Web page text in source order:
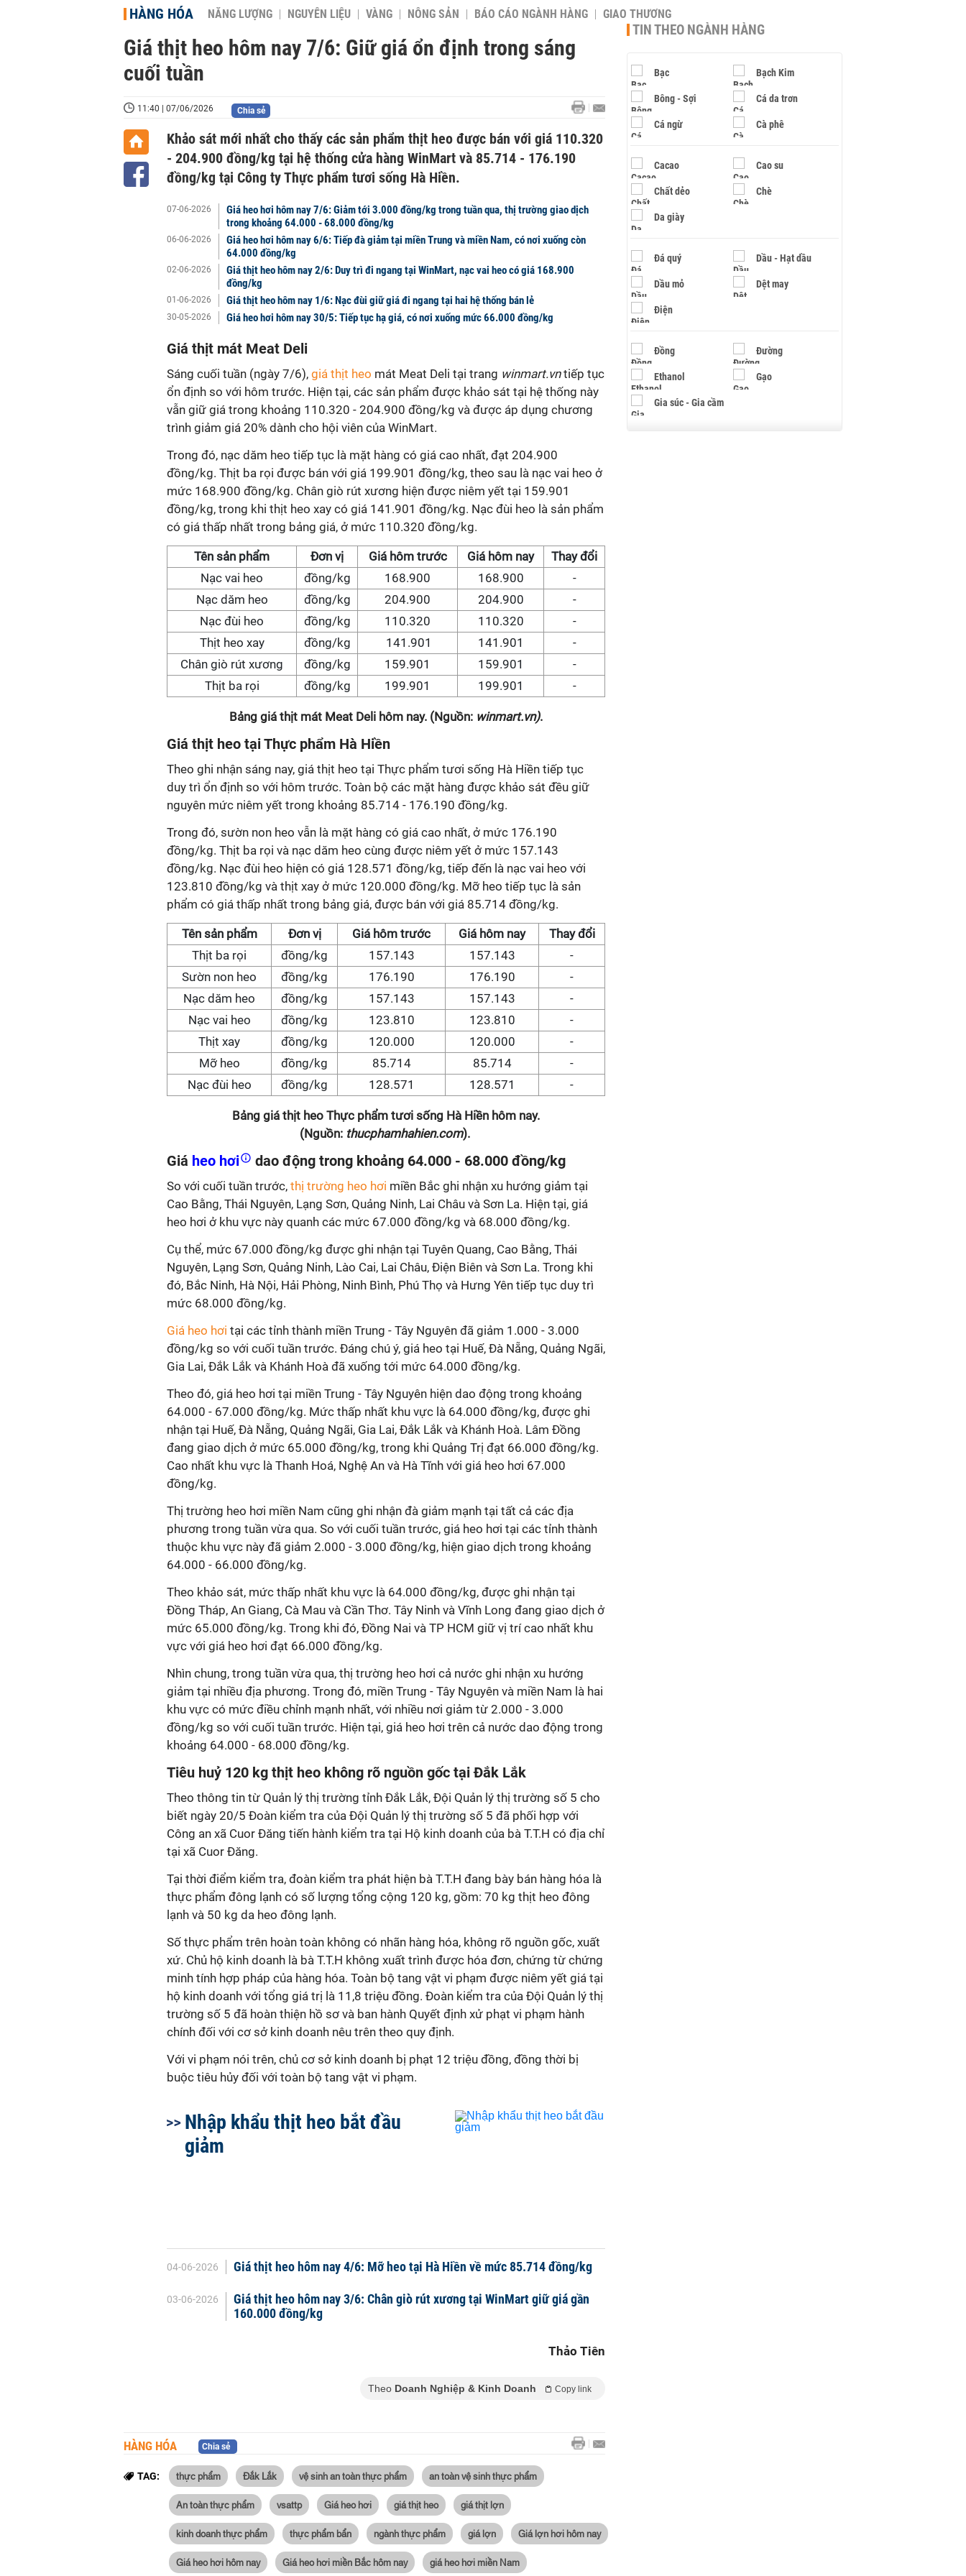
HÀNG HÓA NĂNG LƯỢNG NGUYÊN LIỆU VÀNG NÔNG SẢN BÁO CÁO NGÀNH HÀNG GIAO THƯƠNG
Giá thịt heo hôm nay 7/6: Giữ giá ổn định trong sáng
cuối tuần
11:40 | 07/06/2026 Chia sẻ
Khảo sát mới nhất cho thấy các sản phẩm thịt heo được bán với giá 110.320
- 204.900 đồng/kg tại hệ thống cửa hàng WinMart và 85.714 - 176.190
đồng/kg tại Công ty Thực phẩm tươi sống Hà Hiền.
07-06-2026
Giá heo hơi hôm nay 7/6: Giảm tới 3.000 đồng/kg trong tuần qua, thị trường giao dịch
trong khoảng 64.000 - 68.000 đồng/kg
06-06-2026
Giá heo hơi hôm nay 6/6: Tiếp đà giảm tại miền Trung và miền Nam, có nơi xuống còn
64.000 đồng/kg
02-06-2026
Giá thịt heo hôm nay 2/6: Duy trì đi ngang tại WinMart, nạc vai heo có giá 168.900
đồng/kg
01-06-2026 Giá thịt heo hôm nay 1/6: Nạc đùi giữ giá đi ngang tại hai hệ thống bán lẻ
30-05-2026 Giá heo hơi hôm nay 30/5: Tiếp tục hạ giá, có nơi xuống mức 66.000 đồng/kg
Giá thịt mát Meat Deli
Sáng cuối tuần (ngày 7/6), giá thịt heo mát Meat Deli tại trang winmart.vntiếp tục
ổn định so với hôm trước. Hiện tại, các sản phẩm được khảo sát tại hệ thống này
vẫn giữ giá trong khoảng 110.320 - 204.900 đồng/kg và được áp dụng chương
trình giảm giá 20% dành cho hội viên của WinMart.
Trong đó, nạc dăm heo tiếp tục là mặt hàng có giá cao nhất, đạt 204.900
đồng/kg. Thịt ba rọi được bán với giá 199.901 đồng/kg, theo sau là nạc vai heo ở
mức 168.900 đồng/kg. Chân giò rút xương hiện được niêm yết tại 159.901
đồng/kg, trong khi thịt heo xay có giá 141.901 đồng/kg. Nạc đùi heo là sản phẩm
có giá thấp nhất trong bảng giá, ở mức 110.320 đồng/kg.
Tên sản phẩm Đơn vị Giá hôm trước Giá hôm nay
Thay đổi
Nạc vai heo
đồng/kg 168.900 168.900
-
Nạc dăm heo
đồng/kg 204.900 204.900
-
Nạc đùi heo
đồng/kg 110.320 110.320
-
Thịt heo xay
đồng/kg 141.901 141.901
-
Chân giò rút xương
đồng/kg 159.901 159.901
-
Thịt ba rọi
đồng/kg 199.901 199.901 -
Bảng giá thịt mát Meat Deli hôm nay. (Nguồn: winmart.vn).
Giá thịt heo tại Thực phẩm Hà Hiền
Theo ghi nhận sáng nay, giá thịt heo tại Thực phẩm tươi sống Hà Hiền tiếp tục
duy trì ổn định so với hôm trước. Toàn bộ các mặt hàng được khảo sát đều giữ
nguyên mức niêm yết trong khoảng 85.714 - 176.190 đồng/kg.
Trong đó, sườn non heo vẫn là mặt hàng có giá cao nhất, ở mức 176.190
đồng/kg. Thịt ba rọi và nạc dăm heo cùng được niêm yết ở mức 157.143
đồng/kg. Nạc đùi heo hiện có giá 128.571 đồng/kg, tiếp đến là nạc vai heo với
123.810 đồng/kg và thịt xay ở mức 120.000 đồng/kg. Mỡ heo tiếp tục là sản
phẩm có giá thấp nhất trong bảng giá, được bán với giá 85.714 đồng/kg.
Tên sản phẩm Đơn vị Giá hôm trước Giá hôm nay
Thay đổi
Thịt ba rọi
đồng/kg 157.143 157.143
-
Sườn non heo
đồng/kg 176.190 176.190
-
Nạc dăm heo
đồng/kg 157.143 157.143
-
Nạc vai heo
đồng/kg 123.810 123.810
-
Thịt xay
đồng/kg 120.000 120.000
-
Mỡ heo
đồng/kg 85.714 85.714
-
Nạc đùi heo
đồng/kg 128.571 128.571 -
Bảng giá thịt heo Thực phẩm tươi sống Hà Hiền hôm nay.
(Nguồn:thucphamhahien.com).
Giá heo hơi dao động trong khoảng 64.000 - 68.000 đồng/kg
So với cuối tuần trước, thị trường heo hơi miền Bắc ghi nhận xu hướng giảm tại
Cao Bằng, Thái Nguyên, Lạng Sơn, Quảng Ninh, Lai Châu và Sơn La. Hiện tại, giá
heo hơi ở khu vực này quanh các mức 67.000 đồng/kg và 68.000 đồng/kg.
Cụ thể, mức 67.000 đồng/kg được ghi nhận tại Tuyên Quang, Cao Bằng, Thái
Nguyên, Lạng Sơn, Quảng Ninh, Lào Cai, Lai Châu, Điện Biên và Sơn La. Trong khi
đó, Bắc Ninh, Hà Nội, Hải Phòng, Ninh Bình, Phú Thọ và Hưng Yên tiếp tục duy trì
mức 68.000 đồng/kg.
Giá heo hơi tại các tỉnh thành miền Trung - Tây Nguyên đã giảm 1.000 - 3.000
đồng/kg so với cuối tuần trước. Đáng chú ý, giá heo tại Huế, Đà Nẵng, Quảng Ngãi,
Gia Lai, Đắk Lắk và Khánh Hoà đã xuống tới mức 64.000 đồng/kg.
Theo đó, giá heo hơi tại miền Trung - Tây Nguyên hiện dao động trong khoảng
64.000 - 67.000 đồng/kg. Mức thấp nhất khu vực là 64.000 đồng/kg, được ghi
nhận tại Huế, Đà Nẵng, Quảng Ngãi, Gia Lai, Đắk Lắk và Khánh Hoà. Lâm Đồng
đang giao dịch ở mức 65.000 đồng/kg, trong khi Quảng Trị đạt 66.000 đồng/kg.
Cao nhất khu vực là Thanh Hoá, Nghệ An và Hà Tĩnh với giá heo hơi 67.000
đồng/kg.
Thị trường heo hơi miền Nam cũng ghi nhận đà giảm mạnh tại tất cả các địa
phương trong tuần vừa qua. So với cuối tuần trước, giá heo hơi tại các tỉnh thành
thuộc khu vực này đã giảm 2.000 - 3.000 đồng/kg, hiện giao dịch trong khoảng
64.000 - 66.000 đồng/kg.
Theo khảo sát, mức thấp nhất khu vực là 64.000 đồng/kg, được ghi nhận tại
Đồng Tháp, An Giang, Cà Mau và Cần Thơ. Tây Ninh và Vĩnh Long đang giao dịch ở
mức 65.000 đồng/kg. Trong khi đó, Đồng Nai và TP HCM giữ vị trí cao nhất khu
vực với giá heo hơi đạt 66.000 đồng/kg.
Nhìn chung, trong tuần vừa qua, thị trường heo hơi cả nước ghi nhận xu hướng
giảm tại nhiều địa phương. Trong đó, miền Trung - Tây Nguyên và miền Nam là hai
khu vực có mức điều chỉnh mạnh nhất, với nhiều nơi giảm từ 2.000 - 3.000
đồng/kg so với cuối tuần trước. Hiện tại, giá heo hơi trên cả nước dao động trong
khoảng 64.000 - 68.000 đồng/kg.
Tiêu huỷ 120 kg thịt heo không rõ nguồn gốc tại Đắk Lắk
Theo thông tin từ Quản lý thị trường tỉnh Đắk Lắk, Đội Quản lý thị trường số 5 cho
biết ngày 20/5 Đoàn kiểm tra của Đội Quản lý thị trường số 5 đã phối hợp với
Công an xã Cuor Đăng tiến hành kiểm tra tại Hộ kinh doanh của bà T.T.H có địa chỉ
tại xã Cuor Đăng.
Tại thời điểm kiểm tra, đoàn kiểm tra phát hiện bà T.T.H đang bày bán hàng hóa là
thực phẩm đông lạnh có số lượng tổng cộng 120 kg, gồm: 70 kg thịt heo đông
lạnh và 50 kg da heo đông lạnh.
Số thực phẩm trên hoàn toàn không có nhãn hàng hóa, không rõ nguồn gốc, xuất
xứ. Chủ hộ kinh doanh là bà T.T.H không xuất trình được hóa đơn, chứng từ chứng
minh tính hợp pháp của hàng hóa. Toàn bộ tang vật vi phạm được niêm yết giá tại
hộ kinh doanh với tổng giá trị là 11,8 triệu đồng. Đoàn kiểm tra của Đội Quản lý thị
trường số 5 đã hoàn thiện hồ sơ và ban hành Quyết định xử phạt vi phạm hành
chính đối với cơ sở kinh doanh nêu trên theo quy định.
Với vi phạm nói trên, chủ cơ sở kinh doanh bị phạt 12 triệu đồng, đồng thời bị
buộc tiêu hủy đối với toàn bộ tang vật vi phạm.
Nhập khẩu thịt heo bắt đầu
giảm
04-06-2026 Giá thịt heo hôm nay 4/6: Mỡ heo tại Hà Hiền về mức 85.714 đồng/kg
03-06-2026
Giá thịt heo hôm nay 3/6: Chân giò rút xương tại WinMart giữ giá gần
160.000 đồng/kg
Thảo Tiên
Theo Doanh Nghiệp & Kinh Doanh Copy link
HÀNG HÓA Chia sẻ
TAG: thực phẩm Đắk Lắk vệ sinh an toàn thực phẩm an toàn vệ sinh thực phẩm
An toàn thực phẩm vsattp Giá heo hơi giá thịt heo giá thịt lợn
kinh doanh thực phẩm thực phẩm bẩn ngành thực phẩm giá lợn Giá lợn hơi hôm nay
Giá heo hơi hôm nay Giá heo hơi miền Bắc hôm nay giá heo hơi miền Nam
TIN THEO NGÀNH HÀNG
Bạc Bạch Kim
Bông - Sợi Cá da trơn
Cá ngừ Cà phê
Cacao Cao su
Chất dẻo Chè
Da giày
Đá quý Dầu - Hạt dầu
Dầu mỏ Dệt may
Điện
Đồng Đường
Ethanol Gạo
Gia súc - Gia cầm